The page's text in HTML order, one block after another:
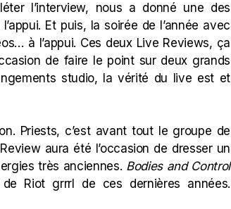
l’interview, nous a donné une des
Et puis, la soirée de l’année avec
à l’appui. Ces deux Live Reviews, ça
de faire le point sur deux grands
studio, la vérité du live est et
Priests, c’est avant tout le groupe de
aura été l’occasion de dresser un
très anciennes. Bodies and Control
Riot grrrl de ces dernières années.